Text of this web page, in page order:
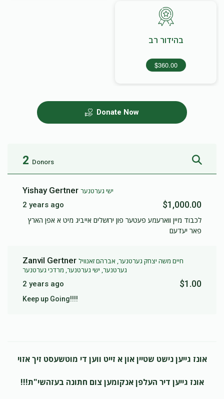
בהידור רב
$360.00
Donate Now
2 Donors
Yishay Gertner ישי גערטנער
2 years ago
$1,000.00
לכבוד מיין ווארעמע פעטער פון ירושלים אייביג מיט א אפן הארץ
פאר יעדעם
Zanvil Gertner חיים משה יצחק גערטנער, אברהם זאנוויל
גערטנער, ישי גערטנער, מרדכי גערטנער
2 years ago
$1.00
Keep up Going!!!!
אונז גייען נישט שטיין און א זייט ווען די מוטשעסט זיך אזוי
אונז גייען דיר העלפן אנקומען צום חתונה בעזהשי"ת!!!